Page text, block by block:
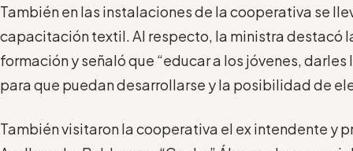
También en las instalaciones de la cooperativa se
capacitación textil. Al respecto, la ministra destacó
formación y señaló que “educar a los jóvenes,
para que puedan desarrollarse y la posibilidad de
También visitaron la cooperativa el ex intendente y